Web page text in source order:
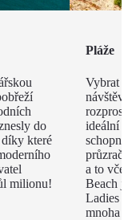
do
díky které
milionu!
Pláže
Vybrat
ideální
a to
Beach
Ladies
mnoha